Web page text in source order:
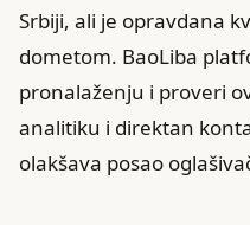
Srbiji, ali je opravdana
dometom. BaoLiba
pronalaženju i proveri
analitiku i direktan
olakšava posao